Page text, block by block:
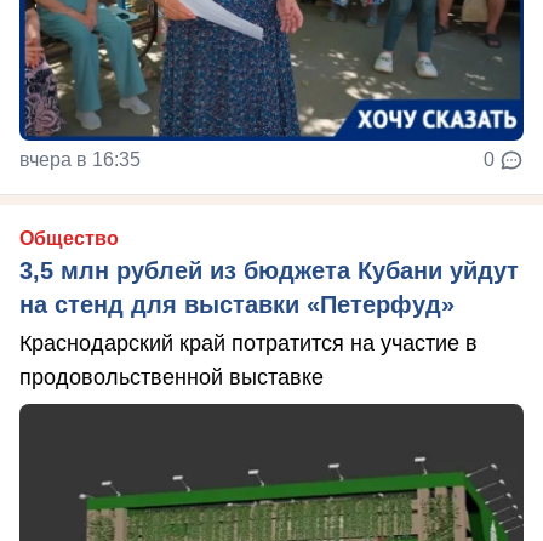
вчера в 16:35 0
Общество
3,5 млн рублей из бюджета Кубани уйдут
на стенд для выставки «Петерфуд»
Краснодарский край потратится на участие в
продовольственной выставке